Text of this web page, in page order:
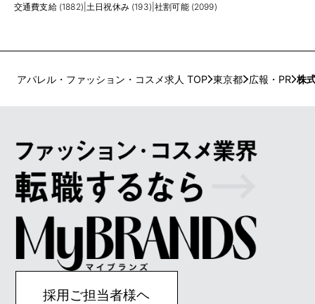
交通費支給 (1882) |土日祝休み (193) |社割可能 (2099)
アパレル・ファッション・コスメ求人 TOP 東京都 広報・PR 株
採用ご担当者様ヘ